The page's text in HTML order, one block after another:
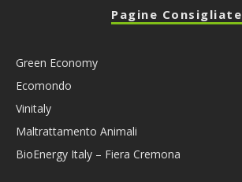
Pagine Consigliate
Green Economy
Ecomondo
Vinitaly
Maltrattamento Animali
BioEnergy Italy – Fiera Cremona